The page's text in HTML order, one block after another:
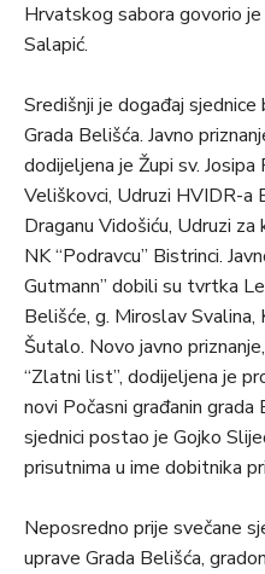
Hrvatskog sabora govorio
Salapić.
Središnji je događaj sjednice
Grada Belišća. Javno
dodijeljena je Župi sv.
Veliškovci, Udruzi HVIDR-a
Draganu Vidošiću, Udruzi
NK “Podravcu” Bistrinci.
Gutmann” dobili su tvrtka
Belišće, g. Miroslav Svalina,
Šutalo. Novo javno
“Zlatni list”, dodijeljena je
novi Počasni građanin grada
sjednici postao je Gojko
prisutnima u ime dobitnika
Neposredno prije svečane
uprave Grada Belišća,